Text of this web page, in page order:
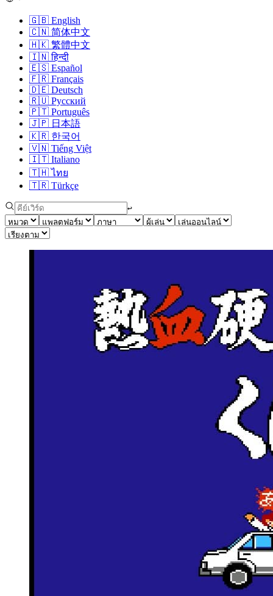
🇬🇧 English
🇨🇳 简体中文
🇭🇰 繁體中文
🇮🇳 हिन्दी
🇪🇸 Español
🇫🇷 Français
🇩🇪 Deutsch
🇷🇺 Русский
🇵🇹 Português
🇯🇵 日本語
🇰🇷 한국어
🇻🇳 Tiếng Việt
🇮🇹 Italiano
🇹🇭 ไทย
🇹🇷 Türkçe
↩︎